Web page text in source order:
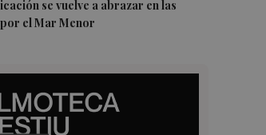
se vuelve a abrazar en las
el Mar Menor